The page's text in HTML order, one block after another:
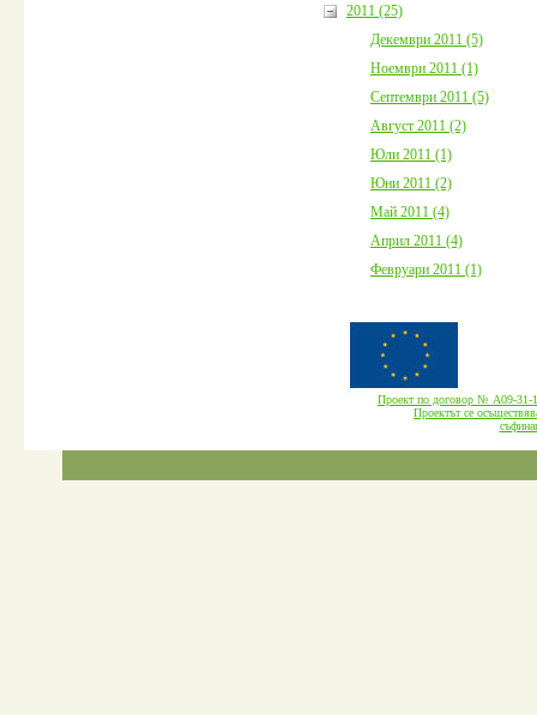
2011 (25)
Декември 2011 (5)
Ноември 2011 (1)
Септември 2011 (5)
Август 2011 (2)
Юли 2011 (1)
Юни 2011 (2)
Май 2011 (4)
Април 2011 (4)
Февруари 2011 (1)
Проект по договор № А09-
Проектът се